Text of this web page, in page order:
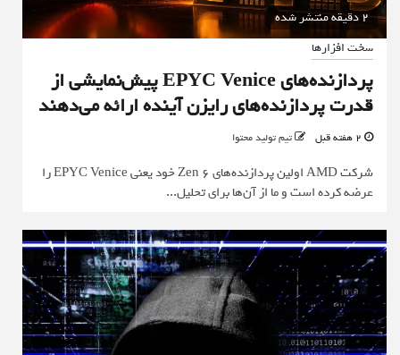
2 دقیقه منتشر شده
سخت افزارها
پردازنده‌های EPYC Venice پیش‌نمایشی از
قدرت پردازنده‌های رایزن آینده ارائه می‌دهند
تیم تولید محتوا
شرکت AMD اولین پردازنده‌های Zen 6 خود یعنی EPYC Venice را
عرضه کرده است و ما از آن‌ها برای تحلیل...